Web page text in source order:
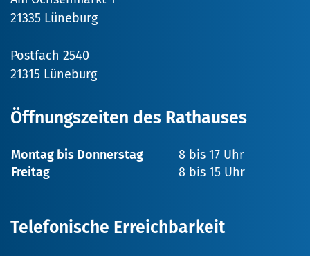
21335 Lüneburg
Postfach 2540
21315 Lüneburg
Öffnungszeiten des Rathauses
Montag bis Donnerstag
8 bis 17 Uhr
Freitag
8 bis 15 Uhr
Telefonische Erreichbarkeit